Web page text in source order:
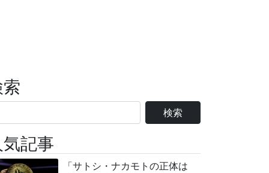
検索
記事
「サトシ・ナカモトの正体は